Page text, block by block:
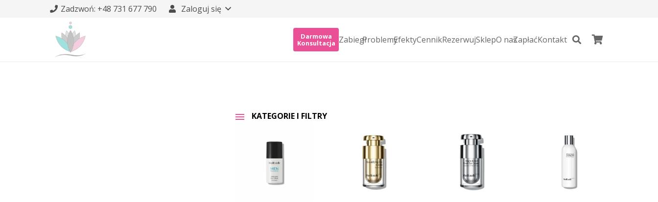
Zadzwoń: +48 731 677 790 Zaloguj się
Darmowa
Konsultacja ZabiegiProblemyEfektyCennikRezerwujSklepO nasZapłaćKontakt
KATEGORIE I FILTRY